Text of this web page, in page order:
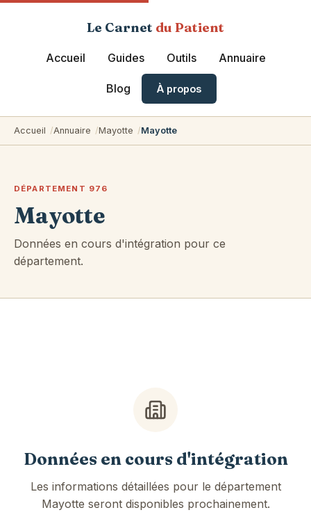
Le Carnet du Patient
Accueil Guides Outils Annuaire
Blog À propos
Accueil Annuaire Mayotte Mayotte
DÉPARTEMENT 976
Mayotte
Données en cours d'intégration pour ce
département.
Données en cours d'intégration
Les informations détaillées pour le département
Mayotte seront disponibles prochainement.